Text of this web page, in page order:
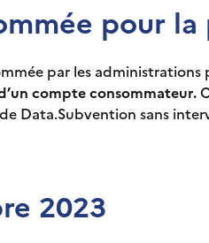
pour
par les administrations
compte consommateur.
Data.Subvention sans
2023